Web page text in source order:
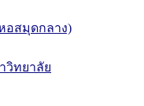
อสมุดกลาง)
วิทยาลัย